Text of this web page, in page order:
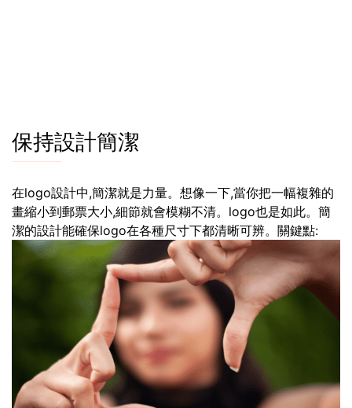
保持設計簡潔
在logo設計中,簡潔就是力量。想像一下,當你把一幅複雜的
畫縮小到郵票大小,細節就會模糊不清。logo也是如此。簡
潔的設計能確保logo在各種尺寸下都清晰可辨。關鍵點: